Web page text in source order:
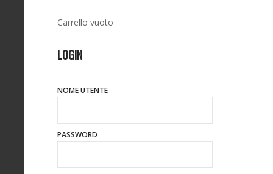
Carrello vuoto
LOGIN
NOME UTENTE
PASSWORD